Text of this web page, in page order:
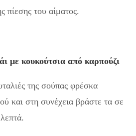
πίεσης του αίματος.
με κουκούτσια από καρπούζι
της σούπας φρέσκα
και στη συνέχεια βράστε τα σε